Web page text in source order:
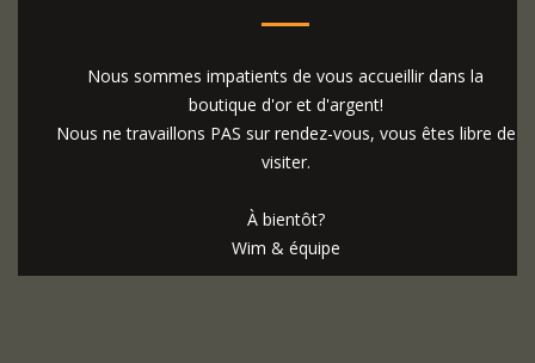
Nous sommes impatients de vous accueillir dans la
boutique d'or et d'argent!
Nous ne travaillons PAS sur rendez-vous, vous êtes libre de
visiter.
À bientôt?
Wim & équipe